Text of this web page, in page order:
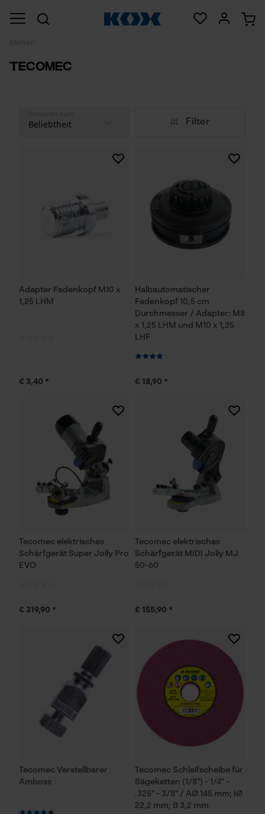
Tecomec
Filter
Adapter Fadenkopf M10 x
1,25 LHM
€ 3,40 *
Halbautomatischer
Fadenkopf 10,5 cm
Durchmesser / Adapter: M8
x 1,25 LHM und M10 x 1,25
LHF
€ 18,90 *
Tecomec elektrisches
Schärfgerät Super Jolly Pro
EVO
€ 319,90 *
Tecomec elektrisches
Schärfgerät MIDI Jolly MJ
50-60
€ 155,90 *
Tecomec Verstellbarer
Amboss
Tecomec Schleifscheibe für
Sägeketten (1/8") - 1/4" -
.325" - 3/8" / AØ 145 mm; IØ
22,2 mm; B 3,2 mm